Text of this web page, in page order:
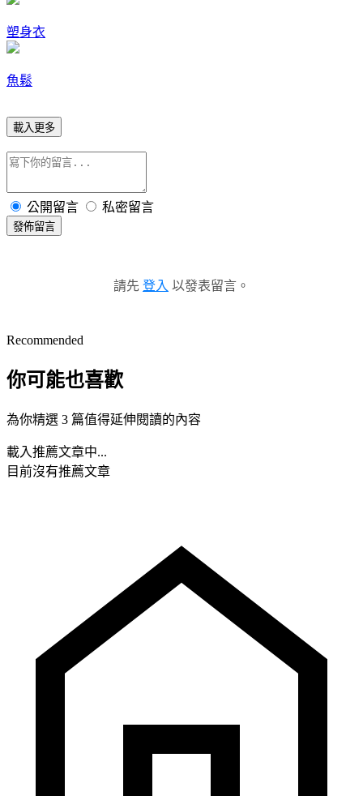
塑身衣
魚鬆
載入更多
公開留言 私密留言
發佈留言
請先 登入 以發表留言。
Recommended
你可能也喜歡
為你精選 3 篇值得延伸閱讀的內容
載入推薦文章中...
目前沒有推薦文章